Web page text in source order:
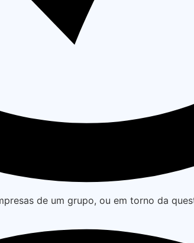
de um grupo, ou em torno da